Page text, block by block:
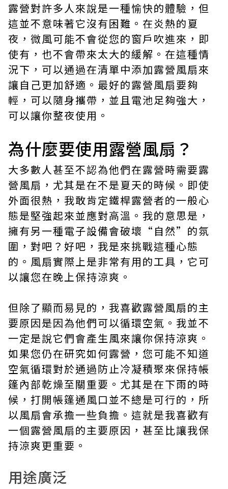
露營對許多人來說是一種愉快的體驗，但
這並不意味著它沒有困難。在炎熱的夏
夜，微風可能不會從您的窗戶吹進來，即
使有，也不會帶來太大的緩解。在這種情
況下，可以通過在清單中添加露營風扇來
讓自己更加舒適。最好的露營風扇要夠
輕，可以隨身攜帶，並且電池足夠強大，
可以讓你整夜使用。
為什麼要使用露營風扇？
大多數人甚至不認為他們在露營時需要露
營風扇，尤其是在不是夏天的時候。即使
外面很熱，我敢肯定鐵桿露營者的一般心
態是堅強起來並應對高溫。我的意思是，
擁有另一種電子設備會破壞“自然”的氛
圍，對吧？好吧，我是來挑戰這種心態
的。風扇實際上是非常有用的工具，它可
以讓您在晚上保持涼爽。
但除了顯而易見的，我喜歡露營風扇的主
要原因是因為他們可以循環空氣。我並不
一定是說它們會產生風來讓你保持涼爽。
如果您仍在研究如何露營，您可能不知道
空氣循環對於通過防止冷凝積聚來保持帳
篷內部乾燥至關重要。尤其是在下雨的時
候，打開帳篷通風口並不總是可行的，所
以風扇會承擔一些負擔。這就是我喜歡有
一個露營風扇的主要原因，甚至比讓我保
持涼爽更重要。
用途廣泛